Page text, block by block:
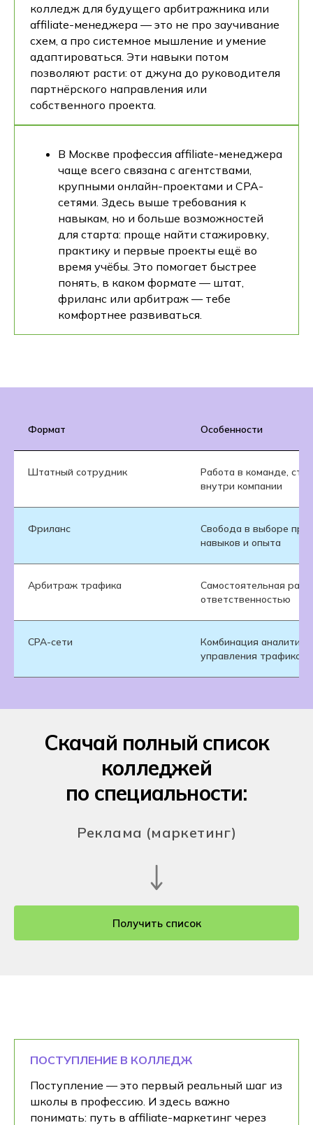
колледж для будущего арбитражника или
affiliate-менеджера — это не про заучивание
схем, а про системное мышление и умение
адаптироваться. Эти навыки потом
позволяют расти: от джуна до руководителя
партнёрского направления или
собственного проекта.
В Москве профессия affiliate-менеджера
чаще всего связана с агентствами,
крупными онлайн-проектами и CPA-
сетями. Здесь выше требования к
навыкам, но и больше возможностей
для старта: проще найти стажировку,
практику и первые проекты ещё во
время учёбы. Это помогает быстрее
понять, в каком формате — штат,
фриланс или арбитраж — тебе
комфортнее развиваться.
Формат Особенности
Штатный сотрудник
Работа в команде,
внутри компании
Фриланс
Свобода в выборе
навыков и опыта
Арбитраж трафика
Самостоятельная
ответственностью
CPA-сети
Комбинация
управления трафиком
Скачай полный список
колледжей
по специальности:
Реклама (маркетинг)
Получить список
ПОСТУПЛЕНИЕ В КОЛЛЕДЖ
Поступление — это первый реальный шаг из
школы в профессию. И здесь важно
понимать: путь в affiliate-маркетинг через